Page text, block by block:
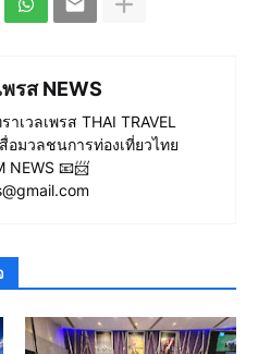
รส NEWS
เวลเพรส THAI TRAVEL
อมวลชนการท่องเที่ยวไทย
NEWS 📧📨